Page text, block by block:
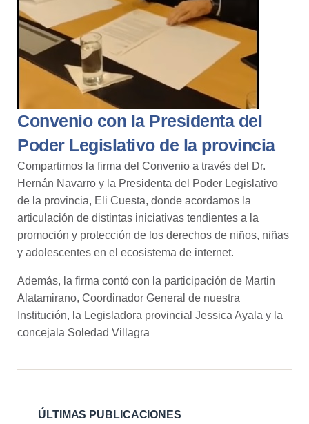
Convenio con la Presidenta del
Poder Legislativo de la provincia
Compartimos la firma del Convenio a través del Dr.
Hernán Navarro y la Presidenta del Poder Legislativo
de la provincia, Eli Cuesta, donde acordamos la
articulación de distintas iniciativas tendientes a la
promoción y protección de los derechos de niños, niñas
y adolescentes en el ecosistema de internet.
Además, la firma contó con la participación de Martin
Alatamirano, Coordinador General de nuestra
Institución, la Legisladora provincial Jessica Ayala y la
concejala Soledad Villagra
ÚLTIMAS PUBLICACIONES